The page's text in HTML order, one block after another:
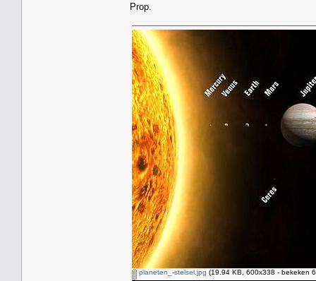
Prop.
planeten_-stelsel.jpg (19.94 KB, 600x338 - bekeken